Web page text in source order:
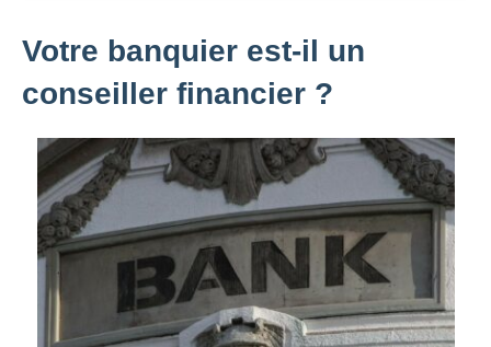
Votre banquier est-il un
conseiller financier ?